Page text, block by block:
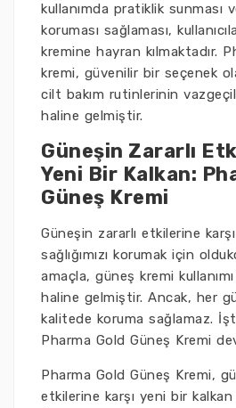
kullanımda pratiklik sunması
koruması sağlaması,
kremine hayran kılmaktadır.
kremi, güvenilir bir seçenek
cilt bakım rutinlerinin
haline gelmiştir.
Güneşin Zararlı
Yeni Bir Kalkan:
Güneş Kremi
Güneşin zararlı etkilerine
sağlığımızı korumak için
amaçla, güneş kremi
haline gelmiştir. Ancak, her
kalitede koruma sağlamaz.
Pharma Gold Güneş Kremi
Pharma Gold Güneş Kremi,
etkilerine karşı yeni bir kalkan